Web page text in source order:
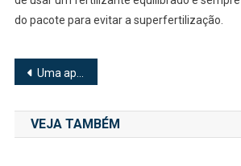
do pacote para evitar a superfertilização.
Navegação
de
Post
Uma apresentação especial do musical “Titanic”
VEJA TAMBÉM